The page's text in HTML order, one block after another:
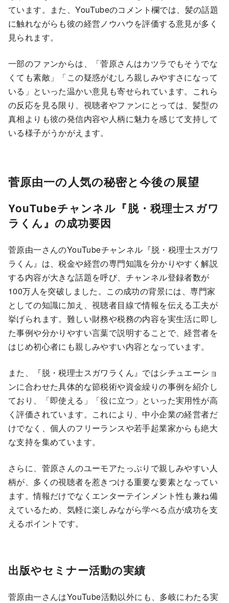
ています。また、YouTubeのコメント欄では、髪の話題
に触れながらも彼の経営ノウハウを評価する意見が多く
見られます。
一部のファンからは、「菅原さんはカツラでもそうでな
くても素敵」「この疑惑がむしろ親しみやすさになって
いる」といった温かい意見も寄せられています。これら
の反応を見る限り、視聴者やファンにとっては、髪型の
真相よりも彼の発信内容や人柄に魅力を感じて支持して
いる様子がうかがえます。
菅原由一の人気の秘密と今後の展望
YouTubeチャンネル『脱・税理士スガワ
ラくん』の成功要因
菅原由一さんのYouTubeチャンネル『脱・税理士スガワ
ラくん』は、税金や経営の専門知識を分かりやすく解説
する内容が大きな話題を呼び、チャンネル登録者数が
100万人を突破しました。この成功の背景には、専門家
としての知識に加え、視聴者目線で情報を伝える工夫が
挙げられます。難しい財務や税務の内容を実生活に即し
た事例や分かりやすい言葉で説明することで、経営者を
はじめ初心者にも親しみやすい内容となっています。
また、『脱・税理士スガワラくん』ではシチュエーショ
ンに合わせた具体的な節税術や資金繰りの事例を紹介し
ており、「即使える」「役に立つ」といった実用性が高
く評価されています。これにより、中小企業の経営者だ
けでなく、個人のフリーランスや若手起業家からも絶大
な支持を集めています。
さらに、菅原さんのユーモアたっぷりで親しみやすい人
柄が、多くの視聴者を惹きつける重要な要素となってい
ます。情報だけでなくエンターテインメント性も兼ね備
えているため、気軽に楽しみながら学べる点が成功を支
えるポイントです。
出版やセミナー活動の実績
菅原由一さんはYouTube活動以外にも、多岐にわたる実